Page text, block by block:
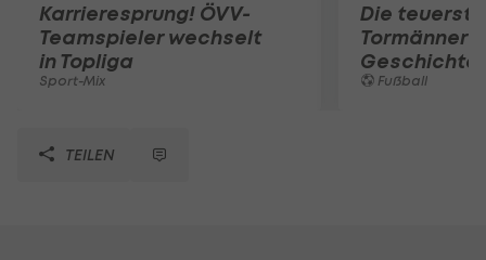
Karrieresprung! ÖVV-
Teamspieler wechselt
in Topliga
Sport-Mix
Die
Tormänner
Geschichte
Fußball
TEILEN